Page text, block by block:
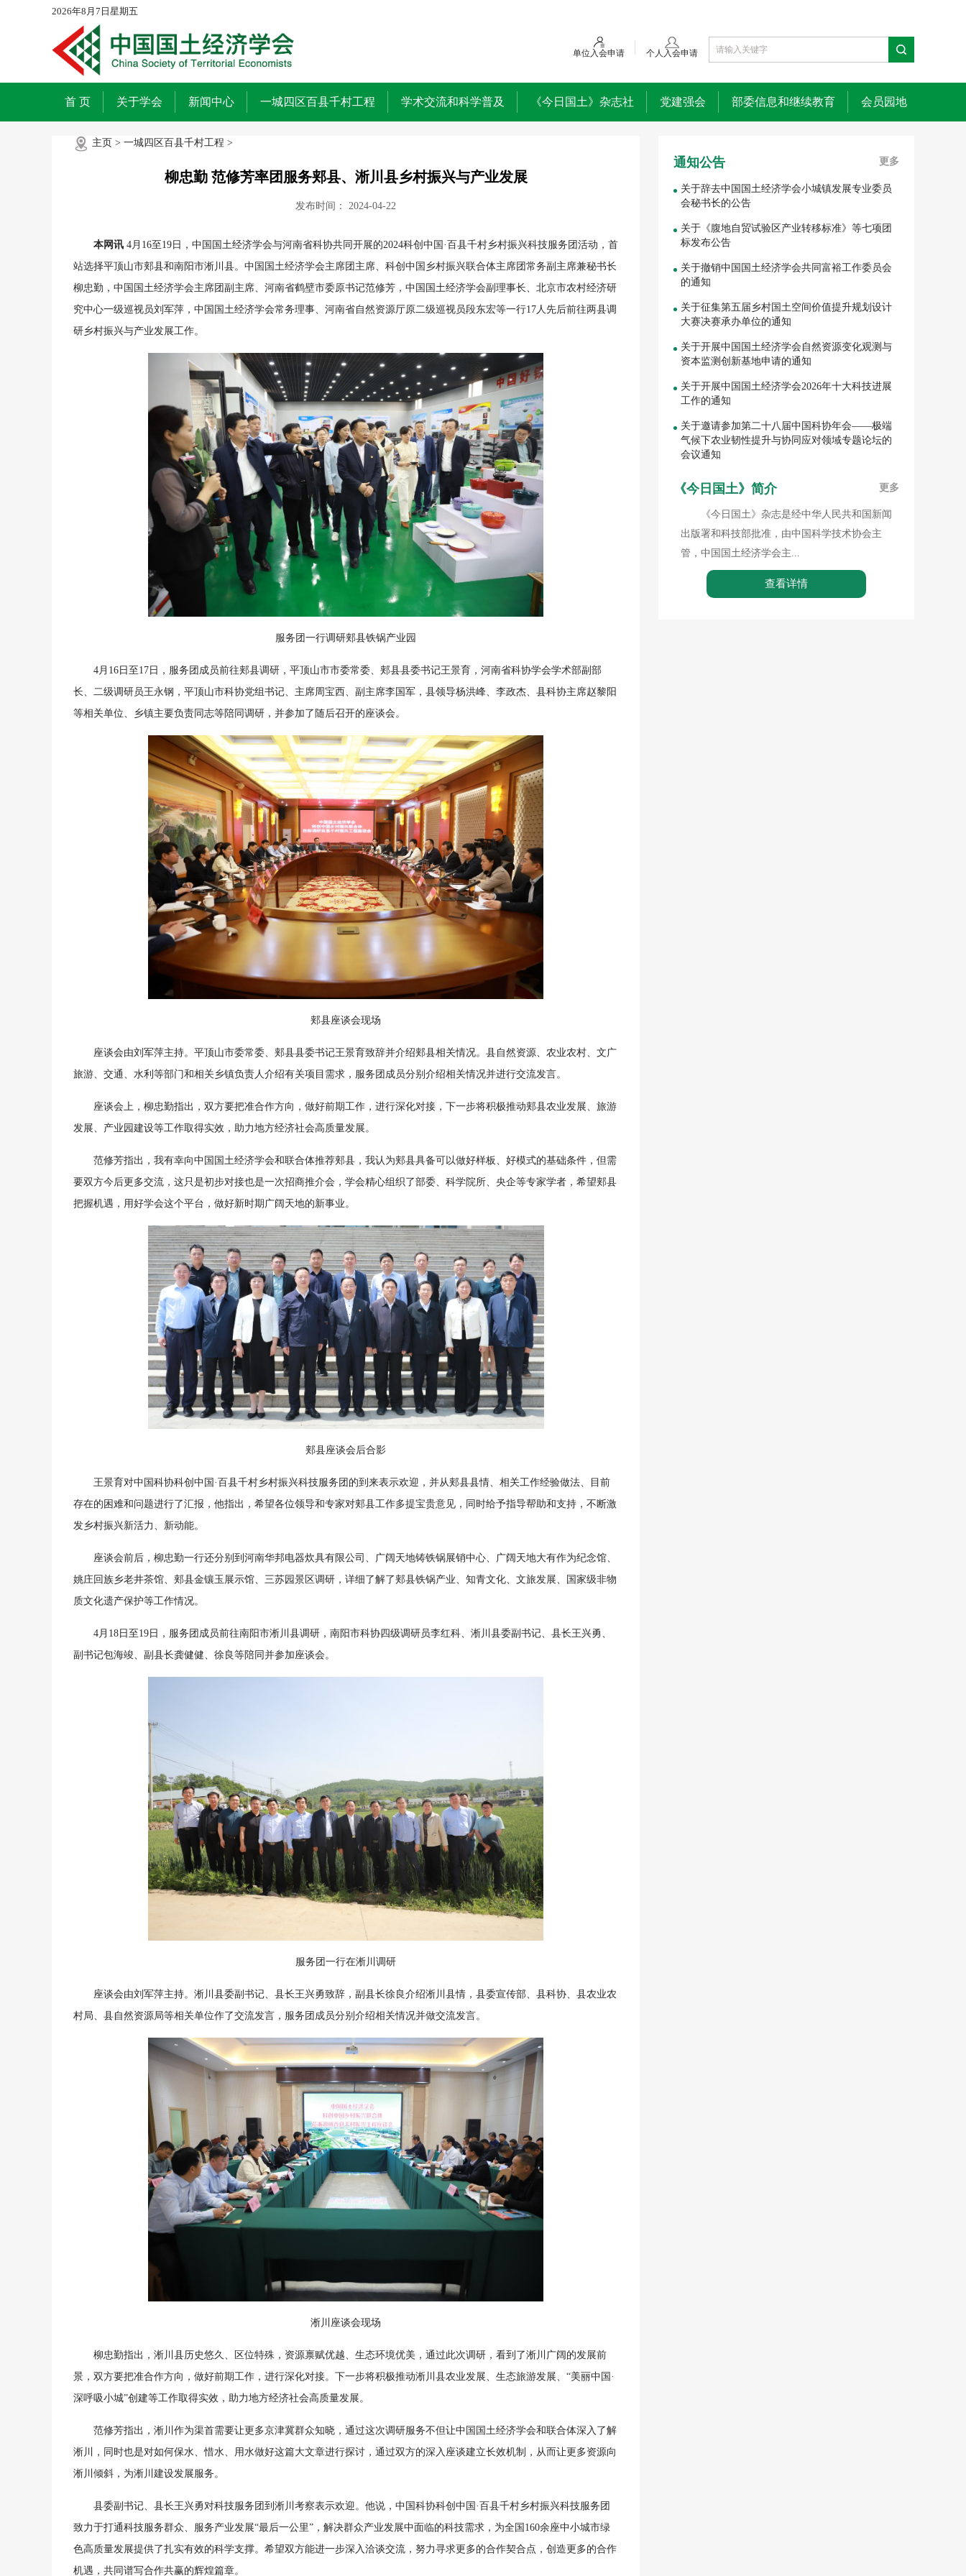
2026年8月7日星期五
单位入会申请 个人入会申请
首 页 关于学会 新闻中心 一城四区百县千村工程 学术交流和科学普及 《今日国土》杂志社 党建强会 部委信息和继续教育 会员园地
主页 > 一城四区百县千村工程 >
柳忠勤 范修芳率团服务郏县、淅川县乡村振兴与产业发展
发布时间： 2024-04-22
本网讯 4月16至19日，中国国土经济学会与河南省科协共同开展的2024科创中国·百县千村乡村振兴科技服务团活动，首
站选择平顶山市郏县和南阳市淅川县。中国国土经济学会主席团主席、科创中国乡村振兴联合体主席团常务副主席兼秘书长
柳忠勤，中国国土经济学会主席团副主席、河南省鹤壁市委原书记范修芳，中国国土经济学会副理事长、北京市农村经济研
究中心一级巡视员刘军萍，中国国土经济学会常务理事、河南省自然资源厅原二级巡视员段东宏等一行17人先后前往两县调
研乡村振兴与产业发展工作。
服务团一行调研郏县铁锅产业园
4月16日至17日，服务团成员前往郏县调研，平顶山市市委常委、郏县县委书记王景育，河南省科协学会学术部副部
长、二级调研员王永钢，平顶山市科协党组书记、主席周宝西、副主席李国军，县领导杨洪峰、李政杰、县科协主席赵黎阳
等相关单位、乡镇主要负责同志等陪同调研，并参加了随后召开的座谈会。
郏县座谈会现场
座谈会由刘军萍主持。平顶山市委常委、郏县县委书记王景育致辞并介绍郏县相关情况。县自然资源、农业农村、文广
旅游、交通、水利等部门和相关乡镇负责人介绍有关项目需求，服务团成员分别介绍相关情况并进行交流发言。
座谈会上，柳忠勤指出，双方要把准合作方向，做好前期工作，进行深化对接，下一步将积极推动郏县农业发展、旅游
发展、产业园建设等工作取得实效，助力地方经济社会高质量发展。
范修芳指出，我有幸向中国国土经济学会和联合体推荐郏县，我认为郏县具备可以做好样板、好模式的基础条件，但需
要双方今后更多交流，这只是初步对接也是一次招商推介会，学会精心组织了部委、科学院所、央企等专家学者，希望郏县
把握机遇，用好学会这个平台，做好新时期广阔天地的新事业。
郏县座谈会后合影
王景育对中国科协科创中国·百县千村乡村振兴科技服务团的到来表示欢迎，并从郏县县情、相关工作经验做法、目前
存在的困难和问题进行了汇报，他指出，希望各位领导和专家对郏县工作多提宝贵意见，同时给予指导帮助和支持，不断激
发乡村振兴新活力、新动能。
座谈会前后，柳忠勤一行还分别到河南华邦电器炊具有限公司、广阔天地铸铁锅展销中心、广阔天地大有作为纪念馆、
姚庄回族乡老井茶馆、郏县金镶玉展示馆、三苏园景区调研，详细了解了郏县铁锅产业、知青文化、文旅发展、国家级非物
质文化遗产保护等工作情况。
4月18日至19日，服务团成员前往南阳市淅川县调研，南阳市科协四级调研员李红科、淅川县委副书记、县长王兴勇、
副书记包海竣、副县长龚健健、徐良等陪同并参加座谈会。
服务团一行在淅川调研
座谈会由刘军萍主持。淅川县委副书记、县长王兴勇致辞，副县长徐良介绍淅川县情，县委宣传部、县科协、县农业农
村局、县自然资源局等相关单位作了交流发言，服务团成员分别介绍相关情况并做交流发言。
淅川座谈会现场
柳忠勤指出，淅川县历史悠久、区位特殊，资源禀赋优越、生态环境优美，通过此次调研，看到了淅川广阔的发展前
景，双方要把准合作方向，做好前期工作，进行深化对接。下一步将积极推动淅川县农业发展、生态旅游发展、“美丽中国·
深呼吸小城”创建等工作取得实效，助力地方经济社会高质量发展。
范修芳指出，淅川作为渠首需要让更多京津冀群众知晓，通过这次调研服务不但让中国国土经济学会和联合体深入了解
淅川，同时也是对如何保水、惜水、用水做好这篇大文章进行探讨，通过双方的深入座谈建立长效机制，从而让更多资源向
淅川倾斜，为淅川建设发展服务。
县委副书记、县长王兴勇对科技服务团到淅川考察表示欢迎。他说，中国科协科创中国·百县千村乡村振兴科技服务团
致力于打通科技服务群众、服务产业发展“最后一公里”，解决群众产业发展中面临的科技需求，为全国160余座中小城市绿
色高质量发展提供了扎实有效的科学支撑。希望双方能进一步深入洽谈交流，努力寻求更多的合作契合点，创造更多的合作
机遇，共同谱写合作共赢的辉煌篇章。
通知公告 更多
关于辞去中国国土经济学会小城镇发展专业委员
会秘书长的公告
关于《腹地自贸试验区产业转移标准》等七项团
标发布公告
关于撤销中国国土经济学会共同富裕工作委员会
的通知
关于征集第五届乡村国土空间价值提升规划设计
大赛决赛承办单位的通知
关于开展中国国土经济学会自然资源变化观测与
资本监测创新基地申请的通知
关于开展中国国土经济学会2026年十大科技进展
工作的通知
关于邀请参加第二十八届中国科协年会——极端
气候下农业韧性提升与协同应对领域专题论坛的
会议通知
《今日国土》简介 更多
《今日国土》杂志是经中华人民共和国新闻
出版署和科技部批准，由中国科学技术协会主
管，中国国土经济学会主...
查看详情